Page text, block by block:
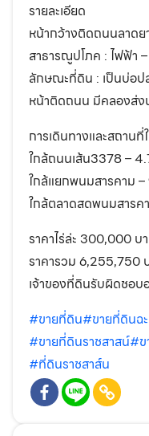
รายละเอียด
หน้ากว้างติดถนนลาดย
สาธารณูปโภค : ไฟฟ้า
ลักษณะที่ดิน : เป็นบ่อป
หน้าติดถนน มีคลองส่ง
การเดินทางและสถานที่
ใกล้ถนนเส้น3378 –
ใกล้แยกพนมสารคาม
ใกล้ตลาดสดพนมสารค
ราคาไร่ล่ะ 300,000 บ
ราคารวม 6,255,750
เจ้าของที่ดินรับผิดชอบ
#ขายที่ดิน#ขายที่ดินฉะ
#ขายที่ดินราชสาสน์#ข
#ที่ดินราชสาส์น